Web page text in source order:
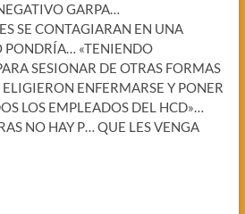
GARPA…
SE CONTAGIARAN EN UNA
PONDRÍA… «TENIENDO
SESIONAR DE OTRAS FORMAS
ENFERMARSE Y PONER
LOS EMPLEADOS DEL HCD»…
NO HAY P… QUE LES VENGA